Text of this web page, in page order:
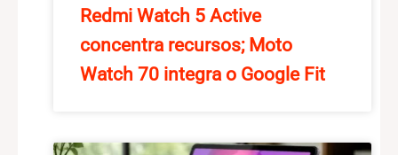
Redmi Watch 5 Active
concentra recursos; Moto
Watch 70 integra o Google Fit